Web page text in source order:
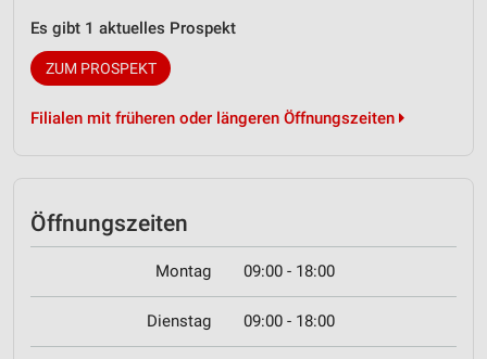
Es gibt 1 aktuelles Prospekt
ZUM PROSPEKT
Filialen mit früheren oder längeren Öffnungszeiten
Öffnungszeiten
Montag 09:00 - 18:00
Dienstag 09:00 - 18:00